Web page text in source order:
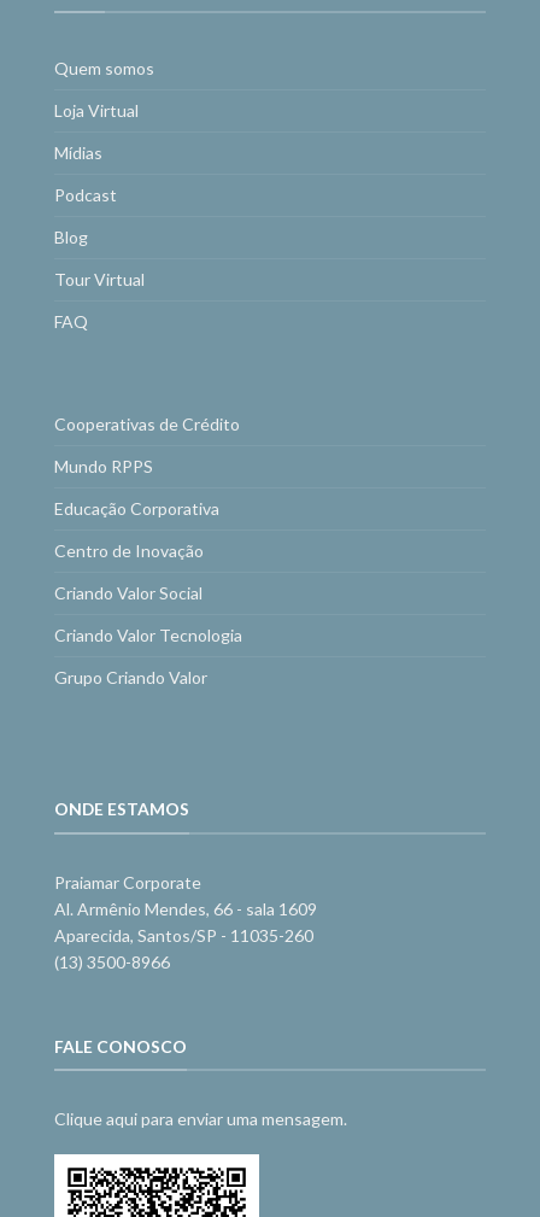
Quem somos
Loja Virtual
Mídias
Podcast
Blog
Tour Virtual
FAQ
Cooperativas de Crédito
Mundo RPPS
Educação Corporativa
Centro de Inovação
Criando Valor Social
Criando Valor Tecnologia
Grupo Criando Valor
ONDE ESTAMOS
Praiamar Corporate
Al. Armênio Mendes, 66 - sala 1609
Aparecida, Santos/SP - 11035-260
(13) 3500-8966
FALE CONOSCO
Clique aqui para enviar uma mensagem.